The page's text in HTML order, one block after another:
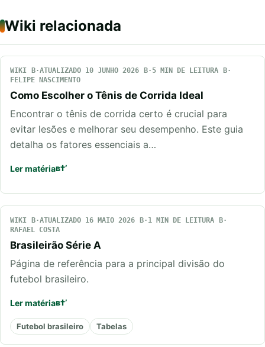
Wiki relacionada
WIKI ATUALIZADO 10 JUNHO 2026
5 MIN DE LEITURA
FELIPE NASCIMENTO
Como Escolher o Tênis de Corrida Ideal
Encontrar o tênis de corrida certo é crucial para
evitar lesões e melhorar seu desempenho. Este guia
detalha os fatores essenciais a…
Ler matéria
WIKI ATUALIZADO 16 MAIO 2026
1 MIN DE LEITURA
RAFAEL COSTA
Brasileirão Série A
Página de referência para a principal divisão do
futebol brasileiro.
Ler matéria
Futebol brasileiro Tabelas